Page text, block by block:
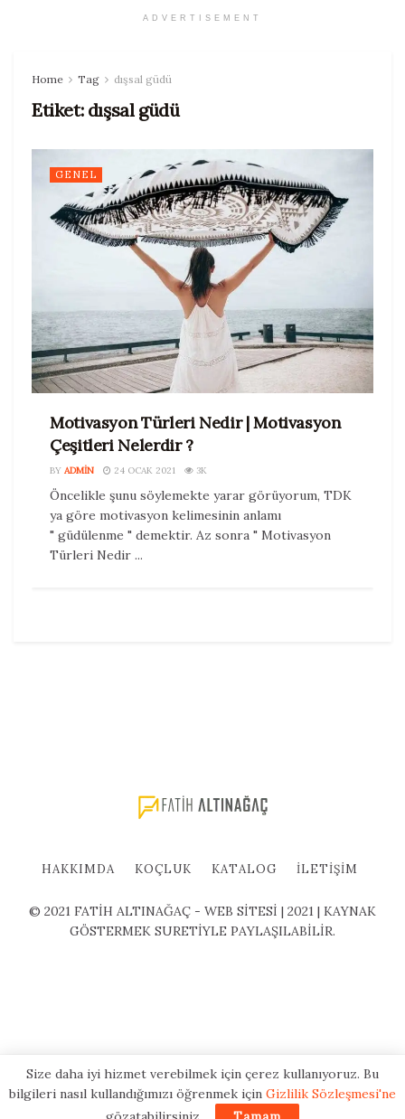
ADVERTISEMENT
Home Tag dışsal güdü
Etiket: dışsal güdü
GENEL
Motivasyon Türleri Nedir | Motivasyon
Çeşitleri Nelerdir ?
BY ADMIN 24 OCAK 2021 3K
Öncelikle şunu söylemekte yarar görüyorum, TDK
ya göre motivasyon kelimesinin anlamı
" güdülenme " demektir. Az sonra " Motivasyon
Türleri Nedir ...
HAKKIMDA KOÇLUK KATALOG İLETIŞIM
© 2021 FATİH ALTINAĞAÇ - WEB SİTESİ | 2021 | KAYNAK
GÖSTERMEK SURETİYLE PAYLAŞILABİLİR.
Size daha iyi hizmet verebilmek için çerez kullanıyoruz. Bu
bilgileri nasıl kullandığımızı öğrenmek için Gizlilik Sözleşmesi'ne